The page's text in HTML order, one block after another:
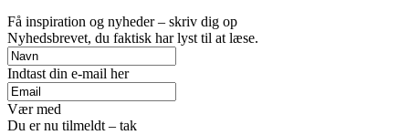
Få inspiration og nyheder – skriv dig op
Nyhedsbrevet, du faktisk har lyst til at læse.
Indtast din e-mail her
Vær med
Du er nu tilmeldt – tak